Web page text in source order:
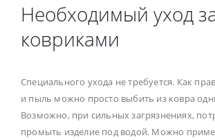
Необходимый уход
ковриками
Специального ухода не требуется. Как
и пыль можно просто выбить из ковра
Возможно, при сильных загрязнениях,
промыть изделие под водой. Можно